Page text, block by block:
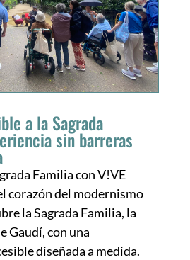
a la Sagrada
sin barreras
Familia con V!VE
corazón del modernismo
la Sagrada Familia, la
Gaudí, con una
diseñada a medida.